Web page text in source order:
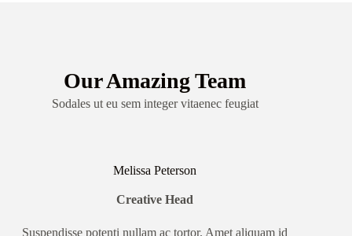
Our Amazing Team
Sodales ut eu sem integer vitaenec feugiat
Melissa Peterson
Creative Head
Suspendisse potenti nullam ac tortor. Amet aliquam id